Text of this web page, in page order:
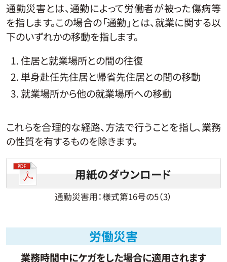
通勤災害とは、通勤によって労働者が被った傷病等
を指します。この場合の「通勤」とは、就業に関する以
下のいずれかの移動を指します。
住居と就業場所との間の往復
単身赴任先住居と帰省先住居との間の移動
就業場所から他の就業場所への移動
これらを合理的な経路、方法で行うことを指し、業務
の性質を有するものを除きます。
用紙のダウンロード
通勤災害用：様式第16号の5（3）
労働災害
業務時間中にケガをした場合に適用されます